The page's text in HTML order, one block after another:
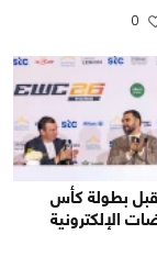
0
بطولة كأس
الإلكترونية